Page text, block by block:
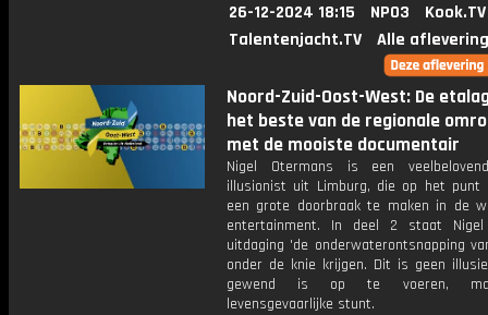
26-12-2024 18:15 NPO3
Kook.TV
Talentenjacht.TV
Alle
Noord-Zuid-Oost-West: De
het beste van de regionale
met de mooiste documentair
Nigel Otermans is een
illusionist uit Limburg, die op het
een grote doorbraak te maken in de
entertainment. In deel 2 staat
uitdaging 'de onderwaterontsnapping
onder de knie krijgen. Dit is geen
gewend is op te voeren,
levensgevaarlijke stunt.